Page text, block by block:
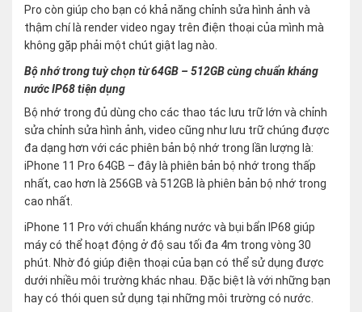
Pro còn giúp cho bạn có khả năng chỉnh sửa hình ảnh và
thậm chí là render video ngay trên điện thoại của mình mà
không gặp phải một chút giật lag nào.
Bộ nhớ trong tuỳ chọn từ 64GB – 512GB cùng chuẩn kháng
nước IP68 tiện dụng
Bộ nhớ trong đủ dùng cho các thao tác lưu trữ lớn và chỉnh
sửa chỉnh sửa hình ảnh, video cũng như lưu trữ chúng được
đa dạng hơn với các phiên bản bộ nhớ trong lần lượng là:
iPhone 11 Pro 64GB – đây là phiên bản bộ nhớ trong thấp
nhất, cao hơn là 256GB và 512GB là phiên bản bộ nhớ trong
cao nhất.
iPhone 11 Pro với chuẩn kháng nước và bụi bẩn IP68 giúp
máy có thể hoạt động ở độ sau tối đa 4m trong vòng 30
phút. Nhờ đó giúp điện thoại của bạn có thể sử dụng được
dưới nhiều môi trường khác nhau. Đặc biệt là với những bạn
hay có thói quen sử dụng tại những môi trường có nước.